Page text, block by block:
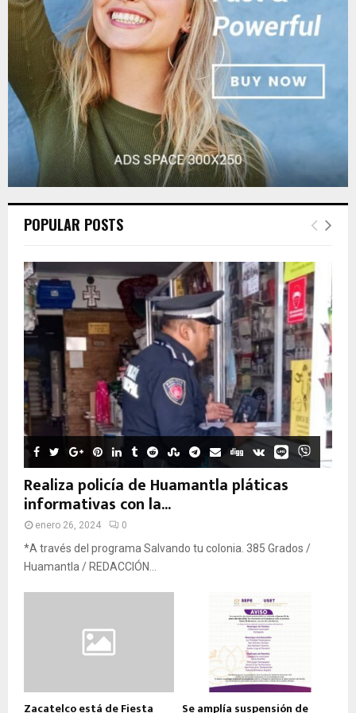
C
POPULAR POSTS
Realiza policía de Huamantla pláticas
informativas con la...
enero 26, 2024 0
*A través del programa Salvando tu colonia. 385 Grados /
Huamantla / REDACCIÓN...
Zacatelco está de Fiesta Se amplía suspensión de